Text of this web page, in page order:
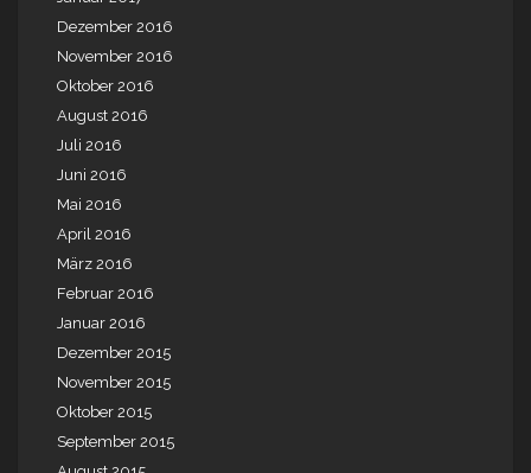
Dezember 2016
November 2016
Oktober 2016
August 2016
Juli 2016
Juni 2016
Mai 2016
April 2016
März 2016
Februar 2016
Januar 2016
Dezember 2015
November 2015
Oktober 2015
September 2015